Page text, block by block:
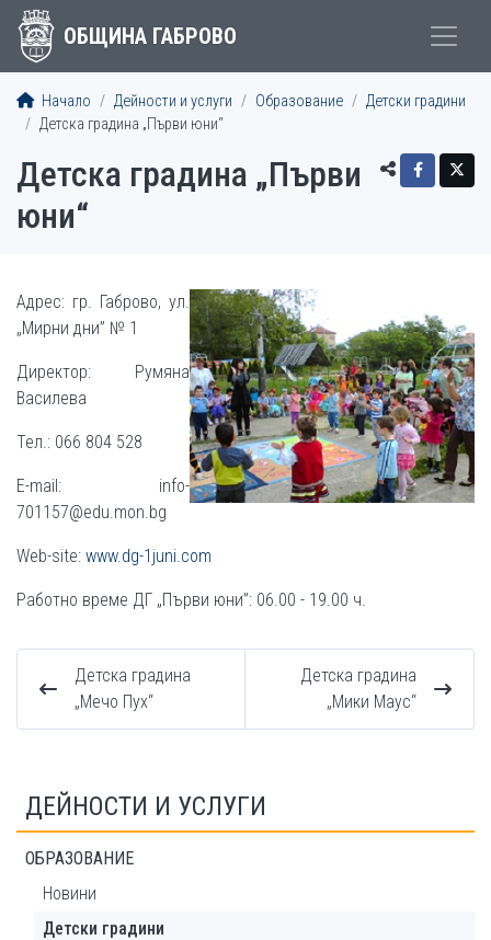
ОБЩИНА ГАБРОВО
Начало Дейности и услуги Образование
Детски градини
Детска градина „Първи юни“
Детска градина „Първи
юни“
Адрес: гр. Габрово, ул.
„Мирни дни” № 1
Директор: Румяна
Василева
Тел.: 066 804 528
E-mail: info-
701157@edu.mon.bg
Web-site: www.dg-1juni.com
Работно време ДГ „Първи юни”: 06.00 - 19.00 ч.
Детска градина
„Мечо Пух“
Детска градина
„Мики Маус“
ДЕЙНОСТИ И УСЛУГИ
ОБРАЗОВАНИЕ
Новини
Детски градини